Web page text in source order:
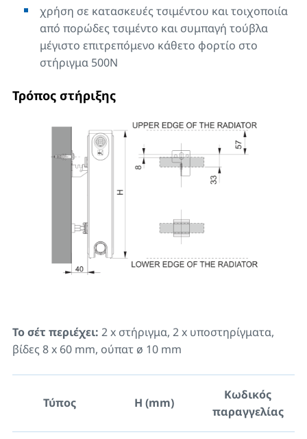
χρήση σε κατασκευές τσιμέντου και τοιχοποιία
από πορώδες τσιμέντο και συμπαγή τούβλα
μέγιστο επιτρεπόμενο κάθετο φορτίο στο
στήριγμα 500N
Τρόπος στήριξης
Το σέτ περιέχει: 2 x στήριγμα, 2 x υποστηρίγματα,
βίδες 8 x 60 mm, ούπατ ø 10 mm
Τύπος H (mm)
Κωδικός
παραγγελίας